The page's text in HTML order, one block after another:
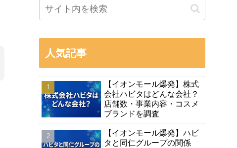
人気記事
【イオンモール爆発】株式
会社ハビタはどんな会社？
店舗数・事業内容・コスメ
ブランドを調査
【イオンモール爆発】ハビ
タと同仁グループの関係